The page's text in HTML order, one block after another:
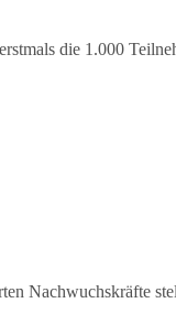
die 1.000
Nachwuchskräfte